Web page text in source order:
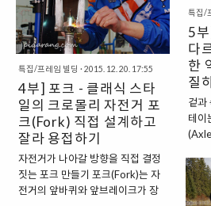
경우
다.
는
을 미치는 부분이기도 합니다. 특히
라이더가 페달링을 가할 때 가장 많
은 힘을 받는 보텀 브래킷이 위치해
그 중요성은 이루 말할 수가 없습니
다. 이번 편은 이러한 역할을 수행하
는 자전거의 중요한 뼈대인 앞 삼각
을 위한 튜브 준비 작업입니다. 즉,
지그 세팅과 용접 바로 전 과정이라
고 보면 되겠습니다. 재료 준비 전통
적인 형태(클래식) 크로몰리(Cr-
Mo) 로드 사이클(로드바이크)용 앞
삼각을 만들기 위해서 헨리 제임스
(Hen..
특집/
5
다
한
질
겉과
테이
다.
어
단순
특집/프레임 빌딩 · 2015. 12. 20. 17:55
4부] 포크 - 클래식 스타
일의 크로몰리 자전거 포
크(Fork) 직접 설계하고
잘라 용접하기
자전거가 나아갈 방향을 직접 결정
짓는 포크 만들기 포크(Fork)는 자
전거의 앞바퀴와 앞브레이크가 장